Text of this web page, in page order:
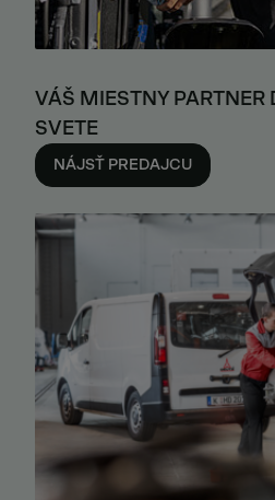
VÁŠ MIESTNY PARTNER
SVETE
NÁJSŤ PREDAJCU